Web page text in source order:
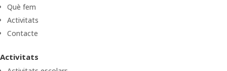
Què fem
Activitats
Contacte
Activitats